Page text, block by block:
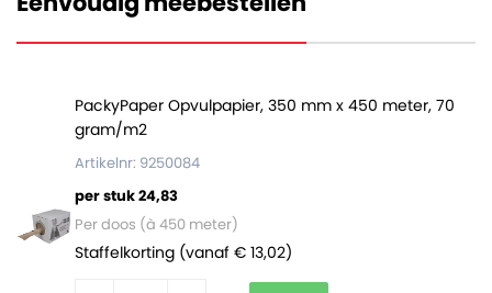
worden en is geschikt voor elk type sealapparaat. Ook
kunt u met buisfolie zelf plastic zakken op maat maken,
Eén rol heeft een gewicht van circa 25 kilogram en een
volle pallet bevat 24 rollen.
en daarom ook volledig recyclebaar.
PackyPaper Opvulpapier, 350 mm x 450 meter, 70
gram/m2
Artikelnr: 9250084
per stuk 24,83
Per doos (à 450 meter)
Staffelkorting (vanaf € 13,02)